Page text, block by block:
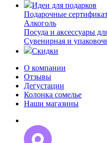
Идеи для подарков
Подарочные
Алкоголь
Посуда и аксессуары
Сувенирная и
Скидки
О компании
Отзывы
Дегустации
Колонка сомелье
Наши магазины